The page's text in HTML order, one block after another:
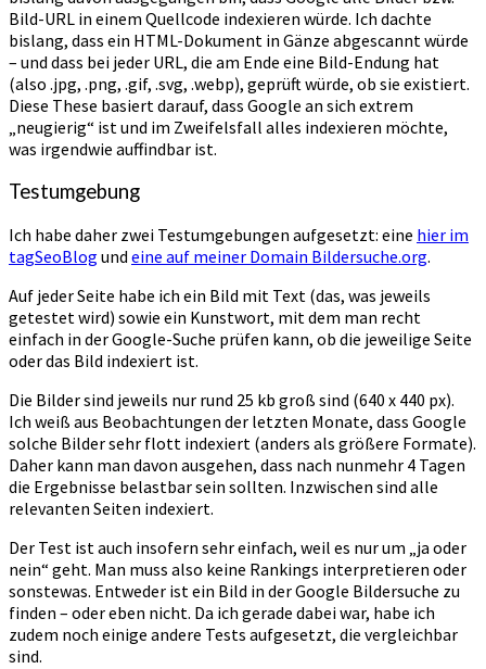
Bild-URL in einem Quellcode indexieren würde. Ich dachte
bislang, dass ein HTML-Dokument in Gänze abgescannt würde
– und dass bei jeder URL, die am Ende eine Bild-Endung hat
(also .jpg, .png, .gif, .svg, .webp), geprüft würde, ob sie existiert.
Diese These basiert darauf, dass Google an sich extrem
„neugierig“ ist und im Zweifelsfall alles indexieren möchte,
was irgendwie auffindbar ist.
Testumgebung
Ich habe daher zwei Testumgebungen aufgesetzt: eine hier im
tagSeoBlog und eine auf meiner Domain Bildersuche.org.
Auf jeder Seite habe ich ein Bild mit Text (das, was jeweils
getestet wird) sowie ein Kunstwort, mit dem man recht
einfach in der Google-Suche prüfen kann, ob die jeweilige Seite
oder das Bild indexiert ist.
Die Bilder sind jeweils nur rund 25 kb groß sind (640 x 440 px).
Ich weiß aus Beobachtungen der letzten Monate, dass Google
solche Bilder sehr flott indexiert (anders als größere Formate).
Daher kann man davon ausgehen, dass nach nunmehr 4 Tagen
die Ergebnisse belastbar sein sollten. Inzwischen sind alle
relevanten Seiten indexiert.
Der Test ist auch insofern sehr einfach, weil es nur um „ja oder
nein“ geht. Man muss also keine Rankings interpretieren oder
sonstewas. Entweder ist ein Bild in der Google Bildersuche zu
finden – oder eben nicht. Da ich gerade dabei war, habe ich
zudem noch einige andere Tests aufgesetzt, die vergleichbar
sind.